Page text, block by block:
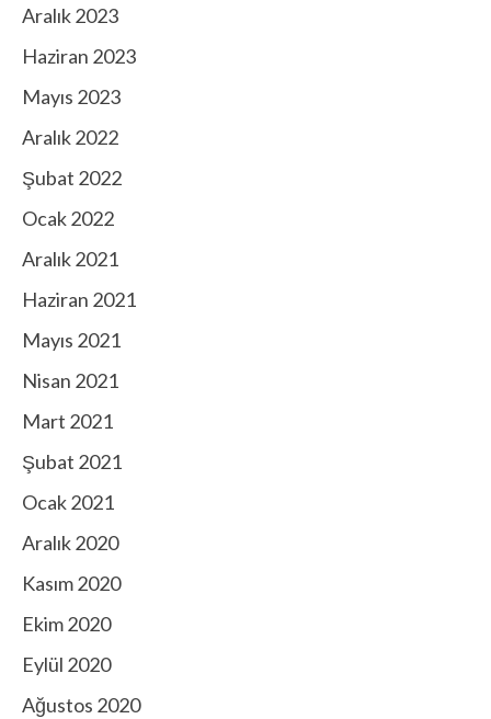
Aralık 2023
Haziran 2023
Mayıs 2023
Aralık 2022
Şubat 2022
Ocak 2022
Aralık 2021
Haziran 2021
Mayıs 2021
Nisan 2021
Mart 2021
Şubat 2021
Ocak 2021
Aralık 2020
Kasım 2020
Ekim 2020
Eylül 2020
Ağustos 2020